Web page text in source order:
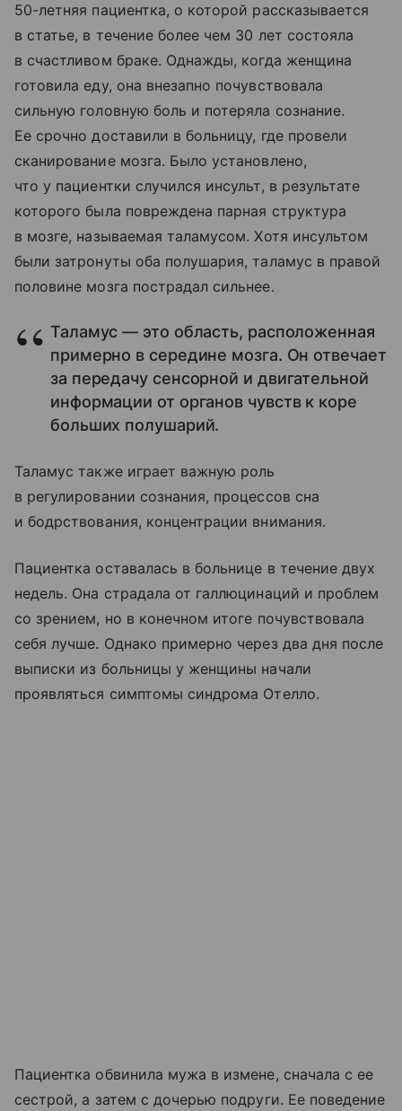
50-летняя пациентка, о которой рассказывается
в статье, в течение более чем 30 лет состояла
в счастливом браке. Однажды, когда женщина
готовила еду, она внезапно почувствовала
сильную головную боль и потеряла сознание.
Ее срочно доставили в больницу, где провели
сканирование мозга. Было установлено,
что у пациентки случился инсульт, в результате
которого была повреждена парная структура
в мозге, называемая таламусом. Хотя инсультом
были затронуты оба полушария, таламус в правой
половине мозга пострадал сильнее.
Таламус — это область, расположенная
примерно в середине мозга. Он отвечает
за передачу сенсорной и двигательной
информации от органов чувств к коре
больших полушарий.
Таламус также играет важную роль
в регулировании сознания, процессов сна
и бодрствования, концентрации внимания.
Пациентка оставалась в больнице в течение двух
недель. Она страдала от галлюцинаций и проблем
со зрением, но в конечном итоге почувствовала
себя лучше. Однако примерно через два дня после
выписки из больницы у женщины начали
проявляться симптомы синдрома Отелло.
Пациентка обвинила мужа в измене, сначала с ее
сестрой, а затем с дочерью подруги. Ее поведение